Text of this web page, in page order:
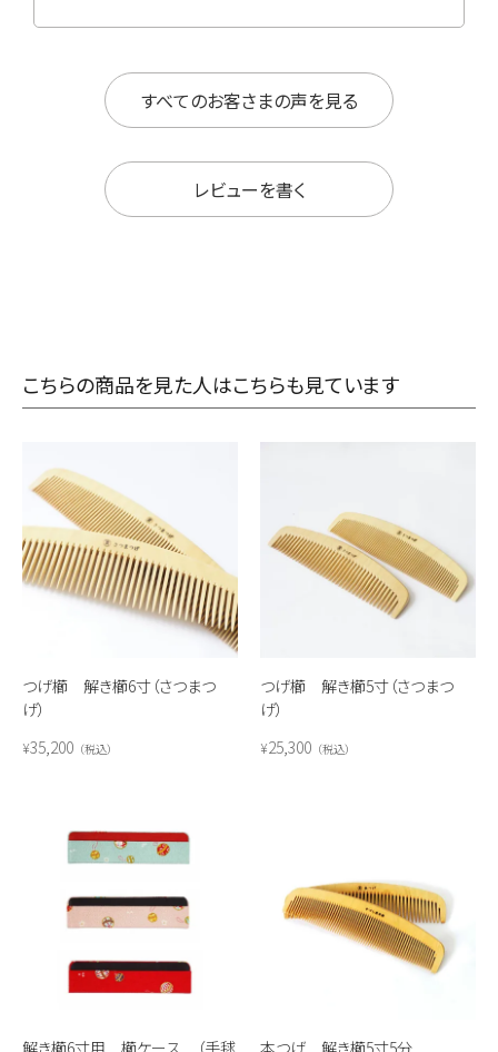
すべてのお客さまの声を見る
レビューを書く
こちらの商品を見た人はこちらも見ています
つげ櫛 解き櫛6寸（さつまつ
げ）
¥35,200 税込
つげ櫛 解き櫛5寸（さつまつ
げ）
¥25,300 税込